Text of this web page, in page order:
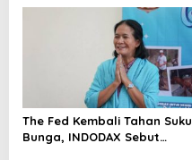
Blockchain
The Fed Kembali Tahan Suku
Bunga, INDODAX Sebut